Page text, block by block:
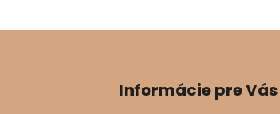
Informácie pre Vás